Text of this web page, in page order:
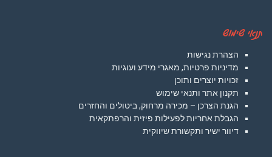
תנאי שימוש
הצהרת נגישות
מדיניות פרטיות, מאגרי מידע ועוגיות
זכויות יוצרים ותוכן
תקנון אתר ותנאי שימוש
הגנת הצרכן – מכירה מרחוק, ביטולים והחזרים
הגבלת אחריות לפעילות פיזית והרפתקאית
דיוור ישיר ותקשורת שיווקית